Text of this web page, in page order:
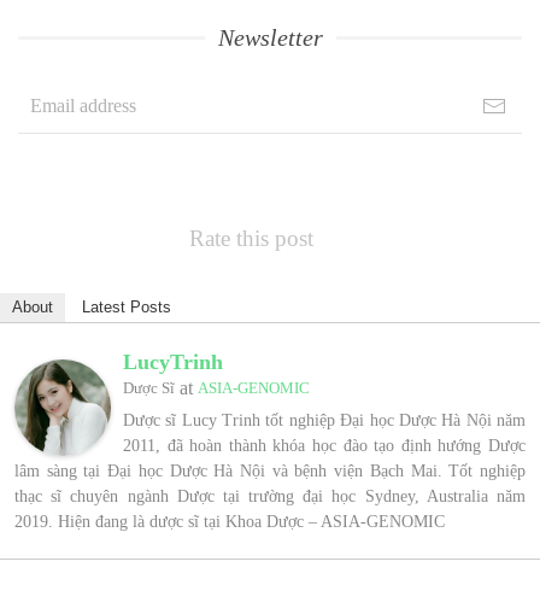
Newsletter
Rate this post
About Latest Posts
LucyTrinh
Dược Sĩ at ASIA-GENOMIC
Dược sĩ Lucy Trinh tốt nghiệp Đại học Dược Hà Nội năm
2011, đã hoàn thành khóa học đào tạo định hướng Dược
lâm sàng tại Đại học Dược Hà Nội và bệnh viện Bạch Mai. Tốt nghiệp
thạc sĩ chuyên ngành Dược tại trường đại học Sydney, Australia năm
2019. Hiện đang là dược sĩ tại Khoa Dược – ASIA-GENOMIC